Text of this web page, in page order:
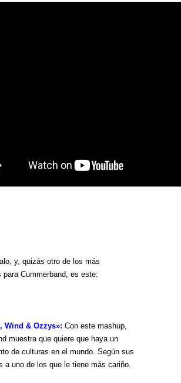
y, quizás otro de los más
para Cummerband, es este:
Wind & Ozzys»: Con este mashup,
muestra que quiere que haya un
de culturas en el mundo. Según sus
a uno de los que le tiene más cariño.